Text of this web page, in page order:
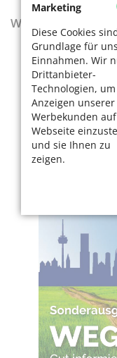
Marketing
Diese Cookies
Grundlage für
Einnahmen. Wir
Drittanbieter-
Technologien, um
Anzeigen unserer
Werbekunden
Webseite
und sie Ihnen zu
zeigen.
Wegweiser -